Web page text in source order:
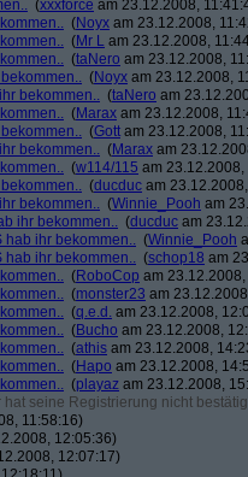
(xxxforce am 23.12.2008,
(Noyx am 23.12.2008,
(Mr L am 23.12.2008,
(taNero am 23.12.2008,
(Noyx am 23.12.2008,
bekommen.. (taNero am
(Marax am 23.12.2008,
(Gott am 23.12.2008,
bekommen.. (Marax am
(w114/115 am 23.12.2008,
(ducduc am
bekommen.. (Winnie_Pooh am
ihr bekommen.. (ducduc am
hab ihr bekommen.. (Winnie_Pooh
hab ihr bekommen.. (schop18 am
(RoboCop am
(monster23 am
(q.e.d. am 23.12.2008,
(Bucho am 23.12.2008,
(athis am 23.12.2008,
(Hapo am 23.12.2008,
(playaz am 23.12.2008,
seine Registrierung nicht
11:58:16)
12:05:36)
12:07:17)